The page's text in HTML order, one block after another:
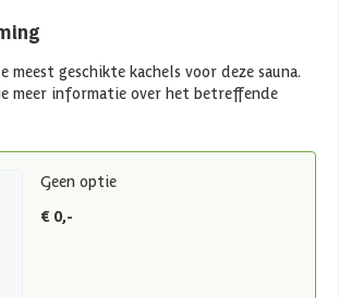
meest geschikte kachels voor deze sauna.
meer informatie over het betreffende
Geen optie
€ 0,-